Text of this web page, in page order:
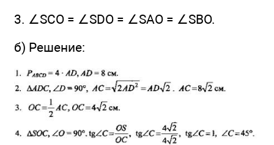
3. ∠SCO = ∠SDO = ∠SAО = ∠SBO.
б) Решение: